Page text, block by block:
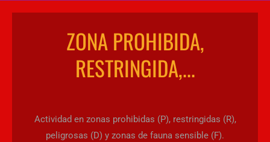
ZONA PROHIBIDA,
RESTRINGIDA,...
Actividad en zonas prohibidas (P), restringidas (R),
peligrosas (D) y zonas de fauna sensible (F).